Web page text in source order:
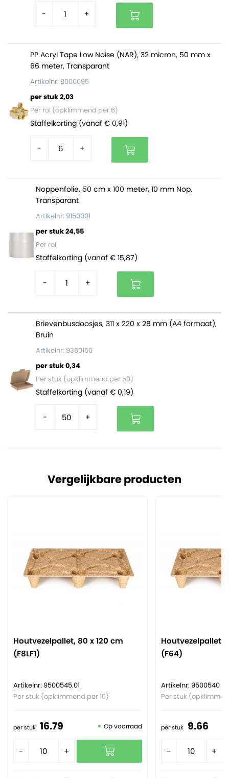
- +
PP Acryl Tape Low Noise (NAR), 32 micron, 50 mm x
66 meter, Transparant
Artikelnr: 8000095
per stuk 2,03
Per rol (opklimmend per 6)
Staffelkorting (vanaf € 0,91)
- +
Noppenfolie, 50 cm x 100 meter, 10 mm Nop,
Transparant
Artikelnr: 9150001
per stuk 24,55
Per rol
Staffelkorting (vanaf € 15,87)
- +
Brievenbusdoosjes, 311 x 220 x 28 mm (A4 formaat),
Bruin
Artikelnr: 9350150
per stuk 0,34
Per stuk (opklimmend per 50)
Staffelkorting (vanaf € 0,19)
- +
Vergelijkbare producten
Houtvezelpallet, 80 x 120 cm
(F8LF1)
Artikelnr: 9500545.01
Per stuk (opklimmend per 10)
per stuk 16.79 Op voorraad
- +
Houtvezelpallet,
(F64)
Artikelnr: 9500540
Per stuk
per stuk 9.66
- +